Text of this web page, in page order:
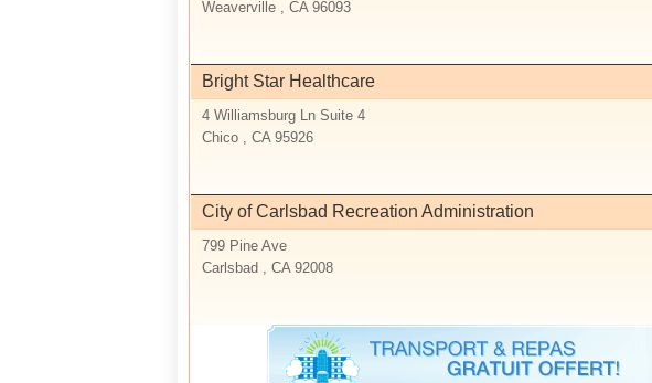
Weaverville , CA 96093
Bright Star Healthcare
4 Williamsburg Ln Suite 4
Chico , CA 95926
City of Carlsbad Recreation Administration
799 Pine Ave
Carlsbad , CA 92008